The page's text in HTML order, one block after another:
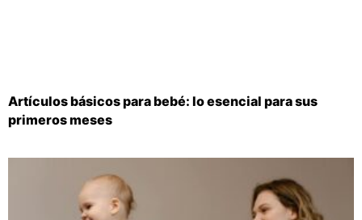
Artículos básicos para bebé: lo esencial para sus
primeros meses